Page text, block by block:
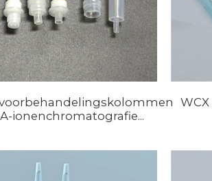
ionenchromatografie...